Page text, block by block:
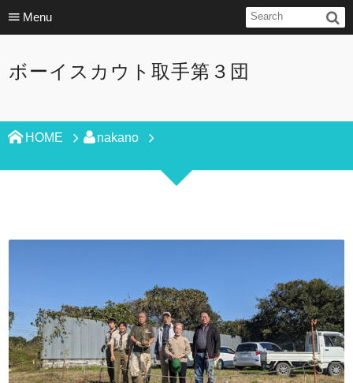
Menu
ボーイスカウト取手第３団
HOME nakano